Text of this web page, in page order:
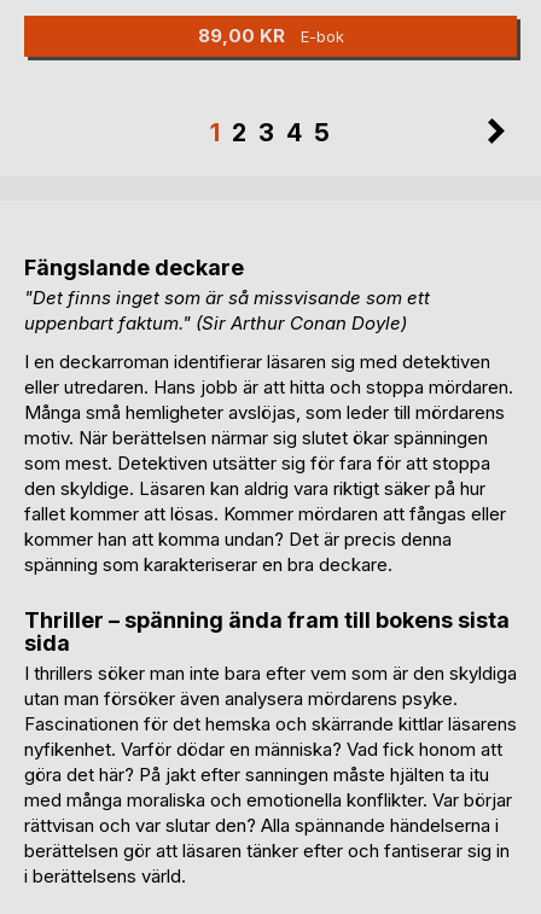
89,00 KR E-bok
Sida
Du
sidan
1 Sida
2 Sida
3 Sida
4 Sida
5
Fängslande deckare
"Det finns inget som är så missvisande som ett
uppenbart faktum." (Sir Arthur Conan Doyle)
I en deckarroman identifierar läsaren sig med detektiven
eller utredaren. Hans jobb är att hitta och stoppa mördaren.
Många små hemligheter avslöjas, som leder till mördarens
motiv. När berättelsen närmar sig slutet ökar spänningen
som mest. Detektiven utsätter sig för fara för att stoppa
den skyldige. Läsaren kan aldrig vara riktigt säker på hur
fallet kommer att lösas. Kommer mördaren att fångas eller
kommer han att komma undan? Det är precis denna
spänning som karakteriserar en bra deckare.
Thriller – spänning ända fram till bokens sista
sida
I thrillers söker man inte bara efter vem som är den skyldiga
utan man försöker även analysera mördarens psyke.
Fascinationen för det hemska och skärrande kittlar läsarens
nyfikenhet. Varför dödar en människa? Vad fick honom att
göra det här? På jakt efter sanningen måste hjälten ta itu
med många moraliska och emotionella konflikter. Var börjar
rättvisan och var slutar den? Alla spännande händelserna i
berättelsen gör att läsaren tänker efter och fantiserar sig in
i berättelsens värld.